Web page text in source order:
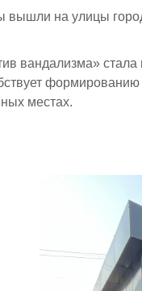
вышли на улицы
вандализма» стала
формированию
местах.